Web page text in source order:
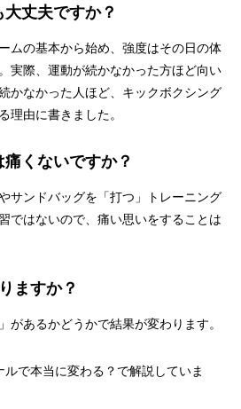
丈夫ですか？
ムの基本から始め、強度はその日の体
実際、運動が続かなかった方ほど向い
かなかった人ほど、キックボクシング
理由に書きました。
くないですか？
サンドバッグを「打つ」トレーニング
ではないので、痛い思いをすることは
ますか？
があるかどうかで結果が変わります。
で本当に変わる？ で解説していま